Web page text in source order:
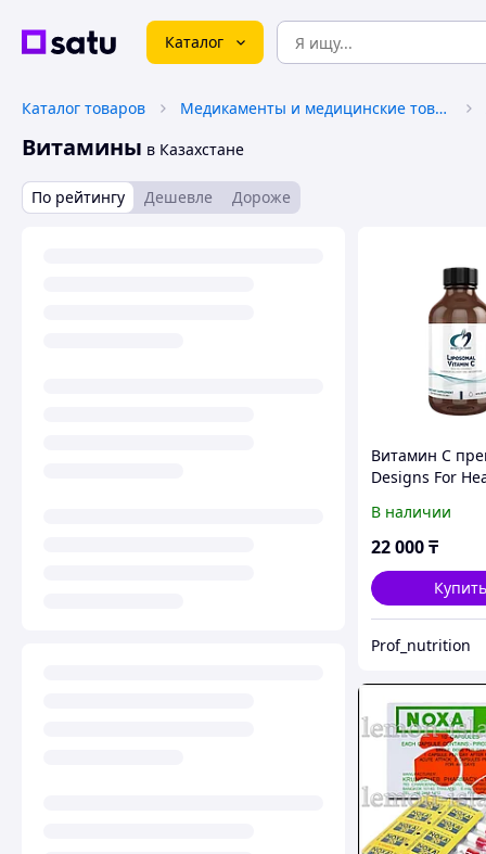
Каталог
Каталог товаров Медикаменты и медицинские товары
Витамины в Казахстане
По рейтингу Дешевле Дороже
Витамин С
Designs For
мл
В наличии
22 000₸
Купить
Prof_nutrition